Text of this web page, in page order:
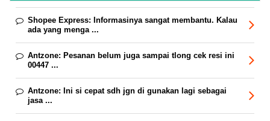
Shopee Express: Informasinya sangat membantu. Kalau
ada yang menga ...
Antzone: Pesanan belum juga sampai tlong cek resi ini
00447 ...
Antzone: Ini si cepat sdh jgn di gunakan lagi sebagai
jasa ...